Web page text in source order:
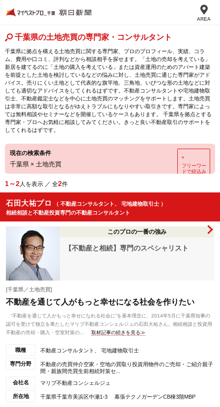
AREA
千葉県の土地売買の専門家・コンサルタント
千葉県に拠点を構える土地売買に関する専門家、プロのプロフィール、実績、コラ
ム、費用や口コミ、評判などから相談相手を探せます。「土地の売却を考えている」
新居を建てるのに「土地の購入を考えている」または資産運用のためのアパート建築
を前提とした土地を検討しているなどの悩みに対し、土地売買に通じた専門家がアド
バイス。売りにくい土地として代表的な旗竿地、三角地、いびつな形の土地などに対
しても適切なアドバイスをしてくれるはずです。不動産コンサルタントや宅地建物取
引士、不動産鑑定士などを中心に土地売買のマッチングをサポートします。土地売買
は非常に高額な取引となるがゆえトラブルにもなりやすい取引きです。専門家によっ
ては無料相談やセミナーなどを開催しているケースもあります。 千葉県を拠点とする
専門家・プロへお気軽に相談してみてください。きっと良い不動産取引のサポートを
してくれるはずです。
現在の検索条件
千葉県 × 土地売買
＋
フリーワー
ドで絞込み
1～2人を表示 ／ 全2件
石田大祐プロ
（ 不動産コンサルタント、 宅地建物取引士 ）
相続相談と不動産投資専門の不動産コンサルタント
このプロの一番の強み
【不動産と相続】専門のスペシャリスト
[千葉県／土地売買]
不動産を通じて人がもっと幸せになる社会を作りたい
“不動産を通じて人がもっと幸せになれる社会に”を基本理念に、2014年5月に千葉県知事の
認可を受けて独立を果たしたマリブ不動産コンシェルジュの石田大祐さん。相続相談と投資用
不動産の売却・購入・空室対策の...
取材記事の続きを見る≫
職種 不動産コンサルタント、 宅地建物取引士
専門分野
不動産の売買仲介空家・空地の買取り投資用物件のご売却・ご紹介親子
間・親族間売買生前相続対策セ...
会社名
マリブ不動産コンシェルジュ
所在地 千葉県千葉市美浜区中瀬1-3 幕張テクノガーデンCB棟3階MBP